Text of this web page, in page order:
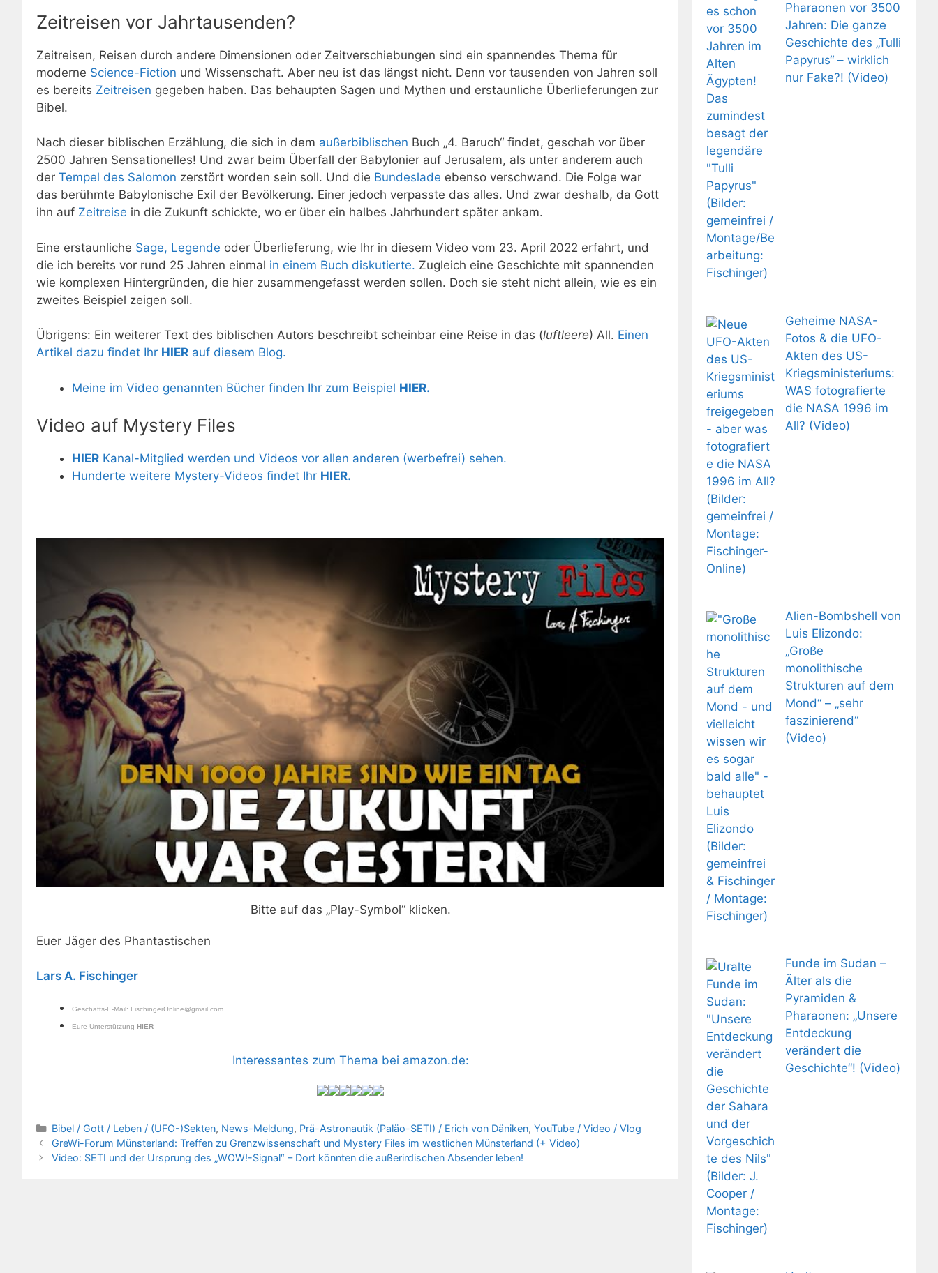
Zeitreisen vor Jahrtausenden?
Zeitreisen, Reisen durch andere Dimensionen oder Zeitverschiebungen sind ein spannendes Thema für
moderne Science-Fiction und Wissenschaft. Aber neu ist das längst nicht. Denn vor tausenden von Jahren soll
es bereits Zeitreisen gegeben haben. Das behaupten Sagen und Mythen und erstaunliche Überlieferungen zur
Bibel.
Nach dieser biblischen Erzählung, die sich in dem außerbiblischen Buch „4. Baruch“ findet, geschah vor über
2500 Jahren Sensationelles! Und zwar beim Überfall der Babylonier auf Jerusalem, als unter anderem auch
der Tempel des Salomon zerstört worden sein soll. Und die Bundeslade ebenso verschwand. Die Folge war
das berühmte Babylonische Exil der Bevölkerung. Einer jedoch verpasste das alles. Und zwar deshalb, da Gott
ihn auf Zeitreise in die Zukunft schickte, wo er über ein halbes Jahrhundert später ankam.
Eine erstaunliche Sage, Legende oder Überlieferung, wie Ihr in diesem Video vom 23. April 2022 erfahrt, und
die ich bereits vor rund 25 Jahren einmal in einem Buch diskutierte. Zugleich eine Geschichte mit spannenden
wie komplexen Hintergründen, die hier zusammengefasst werden sollen. Doch sie steht nicht allein, wie es ein
zweites Beispiel zeigen soll.
Übrigens: Ein weiterer Text des biblischen Autors beschreibt scheinbar eine Reise in das (luftleere) All. Einen
Artikel dazu findet Ihr HIER auf diesem Blog.
Meine im Video genannten Bücher finden Ihr zum Beispiel HIER.
Video auf Mystery Files
HIER Kanal-Mitglied werden und Videos vor allen anderen (werbefrei) sehen.
Hunderte weitere Mystery-Videos findet Ihr HIER.
Bitte auf das „Play-Symbol“ klicken.
Euer Jäger des Phantastischen
Lars A. Fischinger
Geschäfts-E-Mail: FischingerOnline@gmail.com
Eure Unterstützung HIER
Interessantes zum Thema bei amazon.de:
Kategorien
Bibel / Gott / Leben / (UFO-)Sekten, News-Meldung, Prä-Astronautik (Paläo-SETI) / Erich von Däniken, YouTube / Video / Vlog
GreWi-Forum Münsterland: Treffen zu Grenzwissenschaft und Mystery Files im westlichen Münsterland (+ Video)
Video: SETI und der Ursprung des „WOW!-Signal“ – Dort könnten die außerirdischen Absender leben!
Pharaonen vor 3500
Jahren: Die ganze
Geschichte des „Tulli
Papyrus“ – wirklich
nur Fake?! (Video)
Geheime NASA-
Fotos & die UFO-
Akten des US-
Kriegsministeriums:
WAS fotografierte
die NASA 1996 im
All? (Video)
Alien-Bombshell von
Luis Elizondo:
„Große
monolithische
Strukturen auf dem
Mond“ – „sehr
faszinierend“
(Video)
Funde im Sudan –
Älter als die
Pyramiden &
Pharaonen: „Unsere
Entdeckung
verändert die
Geschichte“! (Video)